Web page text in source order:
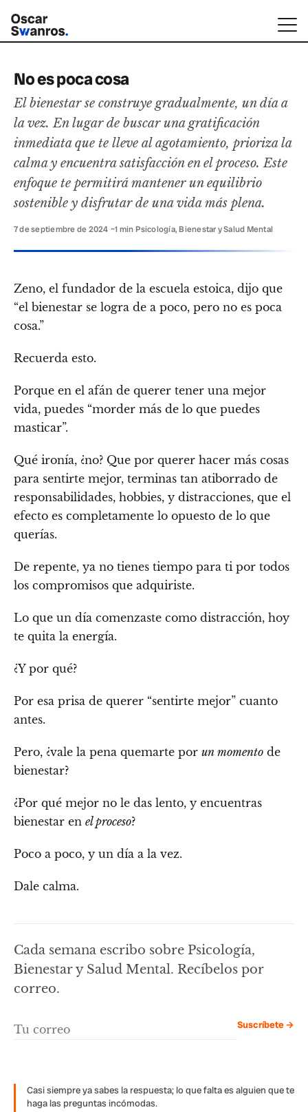
No es poca cosa
El bienestar se construye gradualmente, un día a
la vez. En lugar de buscar una gratificación
inmediata que te lleve al agotamiento, prioriza la
calma y encuentra satisfacción en el proceso. Este
enfoque te permitirá mantener un equilibrio
sostenible y disfrutar de una vida más plena.
7 de septiembre de 2024 ~1 min Psicología, Bienestar y Salud Mental
Zeno, el fundador de la escuela estoica, dijo que
“el bienestar se logra de a poco, pero no es poca
cosa.”
Recuerda esto.
Porque en el afán de querer tener una mejor
vida, puedes “morder más de lo que puedes
masticar”.
Qué ironía, ¿no? Que por querer hacer más cosas
para sentirte mejor, terminas tan atiborrado de
responsabilidades, hobbies, y distracciones, que el
efecto es completamente lo opuesto de lo que
querías.
De repente, ya no tienes tiempo para ti por todos
los compromisos que adquiriste.
Lo que un día comenzaste como distracción, hoy
te quita la energía.
¿Y por qué?
Por esa prisa de querer “sentirte mejor” cuanto
antes.
Pero, ¿vale la pena quemarte por un momento de
bienestar?
¿Por qué mejor no le das lento, y encuentras
bienestar en el proceso?
Poco a poco, y un día a la vez.
Dale calma.
Cada semana escribo sobre Psicología,
Bienestar y Salud Mental. Recíbelos por
correo.
Suscríbete →
Casi siempre ya sabes la respuesta; lo que falta es alguien que te
haga las preguntas incómodas.